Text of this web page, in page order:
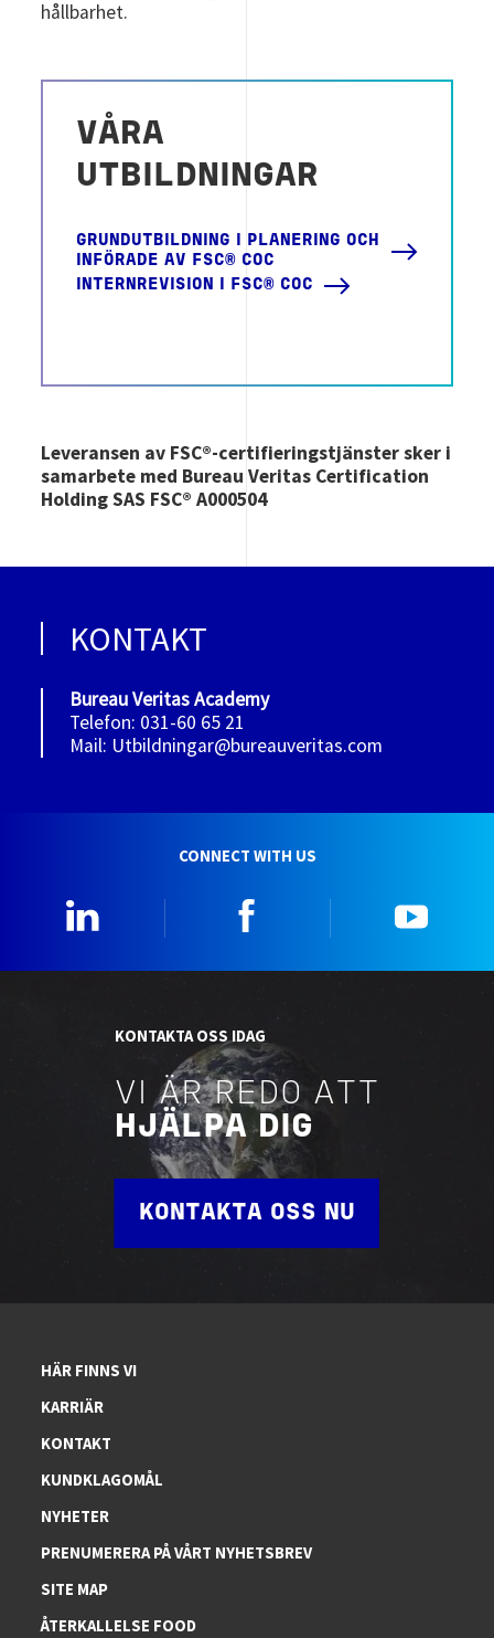
hållbarhet.
VÅRA
UTBILDNINGAR
GRUNDUTBILDNING I PLANERING OCH
INFÖRADE AV FSC® COC
INTERNREVISION I FSC® COC
Leveransen av FSC®-certifieringstjänster sker i
samarbete med Bureau Veritas Certification
Holding SAS FSC® A000504
KONTAKT
Bureau Veritas Academy
Telefon: 031-60 65 21
Mail: Utbildningar@bureauveritas.com
CONNECT WITH US
KONTAKTA OSS IDAG
VI ÄR REDO ATT
HJÄLPA DIG
KONTAKTA OSS NU
HÄR FINNS VI
KARRIÄR
KONTAKT
KUNDKLAGOMÅL
NYHETER
PRENUMERERA PÅ VÅRT NYHETSBREV
SITE MAP
ÅTERKALLELSE FOOD